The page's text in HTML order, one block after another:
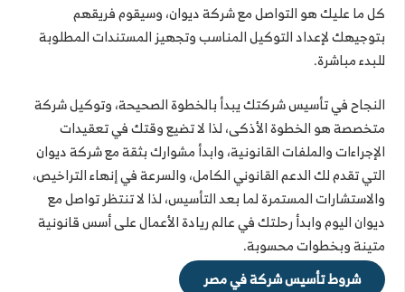
كل ما عليك هو التواصل مع شركة ديوان، وسيقوم فريقهم
بتوجيهك لإعداد التوكيل المناسب وتجهيز المستندات المطلوبة
للبدء مباشرة.
النجاح في تأسيس شركتك يبدأ بالخطوة الصحيحة، وتوكيل شركة
متخصصة هو الخطوة الأذكى، لذا لا تضيع وقتك في تعقيدات
الإجراءات والملفات القانونية، وابدأ مشوارك بثقة مع شركة ديوان
التي تقدم لك الدعم القانوني الكامل، والسرعة في إنهاء التراخيص،
والاستشارات المستمرة لما بعد التأسيس، لذا لا تنتظر تواصل مع
ديوان اليوم وابدأ رحلتك في عالم ريادة الأعمال على أسس قانونية
متينة وبخطوات محسوبة.
شروط تأسيس شركة في مصر